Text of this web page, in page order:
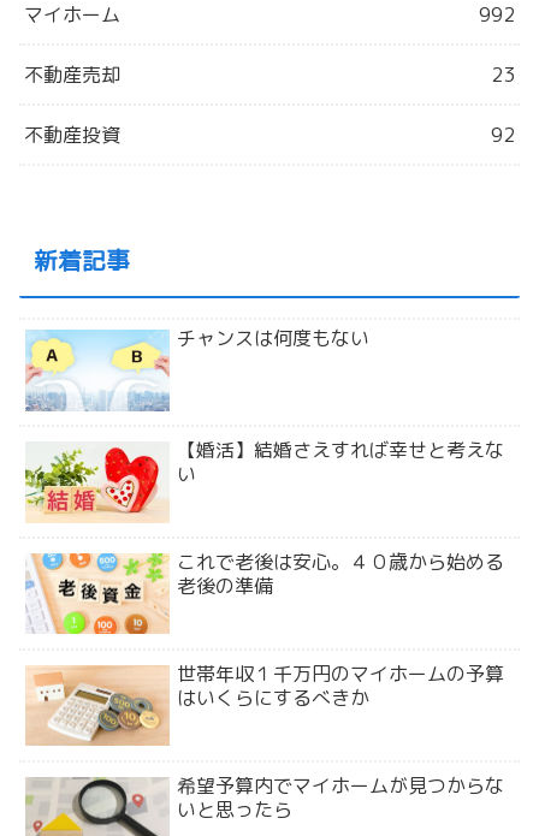
マイホーム 992
不動産売却 23
不動産投資 92
新着記事
チャンスは何度もない
【婚活】結婚さえすれば幸せと考えな
い
これで老後は安心。４０歳から始める
老後の準備
世帯年収１千万円のマイホームの予算
はいくらにするべきか
希望予算内でマイホームが見つからな
いと思ったら